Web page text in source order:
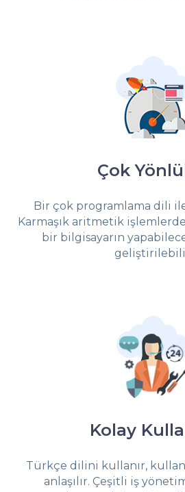
Çok
Bir çok programlama dili
Karmaşık aritmetik
bir bilgisayarın
Kolay
Türkçe dilini kullanır,
anlaşılır. Çeşitli iş